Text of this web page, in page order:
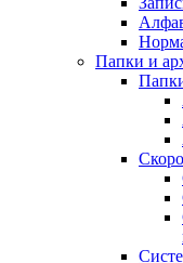
Папки и